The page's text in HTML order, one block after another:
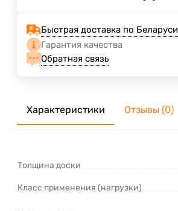
Быстрая доставка по Беларуси
Гарантия качества
Обратная связь
Характеристики Отзывы (0)
Толщина доски
Класс применения (нагрузки)